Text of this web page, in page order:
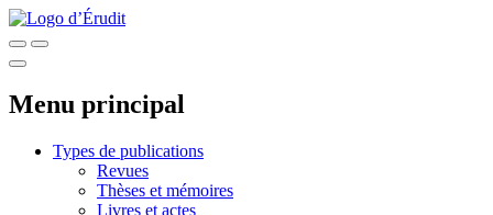
Menu principal
Types de publications
Revues
Thèses et mémoires
Livres et actes